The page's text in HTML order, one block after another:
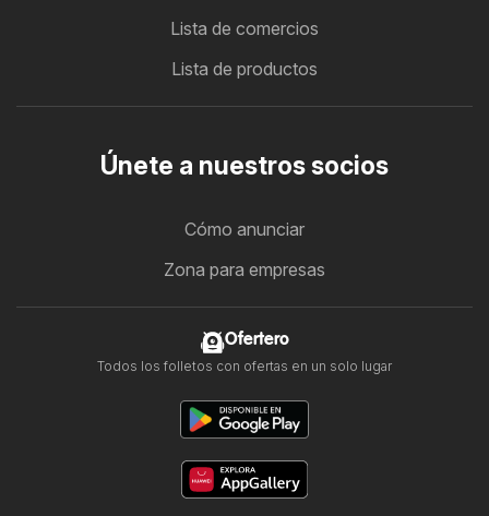
Lista de comercios
Lista de productos
Únete a nuestros socios
Cómo anunciar
Zona para empresas
Ofertero
Todos los folletos con ofertas en un solo lugar